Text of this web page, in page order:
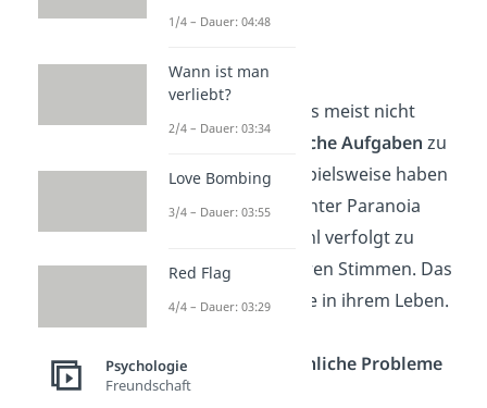
Betroffenen.
Einschränkung
Betroffenen ist es meist nicht
möglich,
alltägliche Aufgaben zu
bewältigen. Beispielsweise haben
Menschen, die unter Paranoia
leiden, das Gefühl verfolgt zu
werden oder hören Stimmen. Das
beeinträchtigt sie in ihrem Leben.
Zwischenmenschliche Probleme
Die meisten
1/4 – Dauer: 04:48
Wann ist man
verliebt?
2/4 – Dauer: 03:34
Love Bombing
3/4 – Dauer: 03:55
Red Flag
4/4 – Dauer: 03:29
Psychologie
Freundschaft